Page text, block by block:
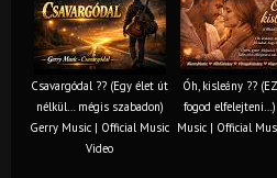
Csavargódal ?? (Egy élet út
nélkül… mégis szabadon)
Gerry Music | Official Music
Video
Óh, kisleány ??
fogod
Music | Official